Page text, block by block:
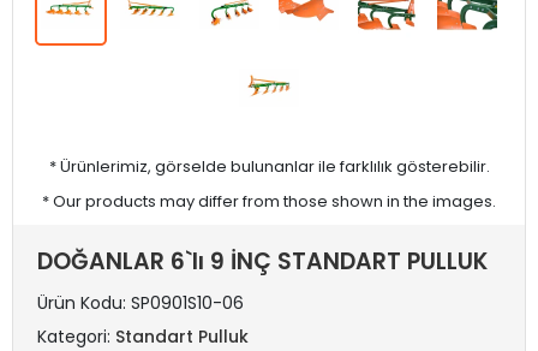
* Ürünlerimiz, görselde bulunanlar ile farklılık gösterebilir.
* Our products may differ from those shown in the images.
DOĞANLAR 6`lı 9 İNÇ STANDART PULLUK
Ürün Kodu: SP0901S10-06
Kategori: Standart Pulluk